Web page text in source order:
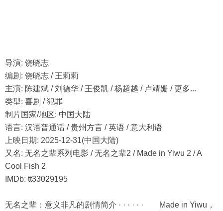
导演: 饶晓志
编剧: 饶晓志 / 王莉莉
主演: 陈建斌 / 刘德华 / 王俊凯 / 杨超越 / 卢靖姗 / 更多...
类型: 喜剧 / 犯罪
制片国家/地区: 中国大陆
语言: 汉语普通话 / 贵州方言 / 英语 / 意大利语
上映日期: 2025-12-31(中国大陆)
又名: 无名之辈系列电影 / 无名之辈2 / Made in Yiwu 2 / A
Cool Fish 2
IMDb: tt33029195
无名之辈：意义非凡的剧情简介 · · · · · · Made in Yiwu，